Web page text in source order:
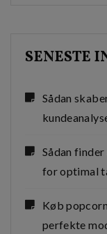
SENESTE
Sådan
Sådan
for optimal
Køb
perfekte